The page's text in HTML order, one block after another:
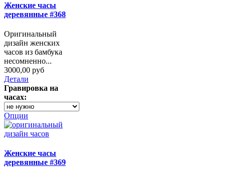
Женские часы
деревянные #368
Оригинальный
дизайн женских
часов из бамбука
несомненно...
3000,00 руб
Детали
Гравировка на
часах:
Опции
Женские часы
деревянные #369